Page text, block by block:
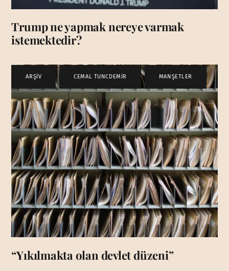
Trump ne yapmak nereye varmak
istemektedir?
ARŞİV CEMAL TUNCDEMİR , MANŞETLER
“Yıkılmakta olan devlet düzeni”